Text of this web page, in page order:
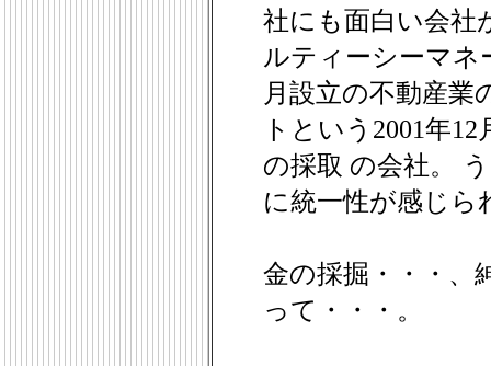
社にも面白い会社
ルティーシーマネ
月設立の不動産業
トという2001年
の採取 の会社。
に統一性が感じら
金の採掘・・・、
って・・・。